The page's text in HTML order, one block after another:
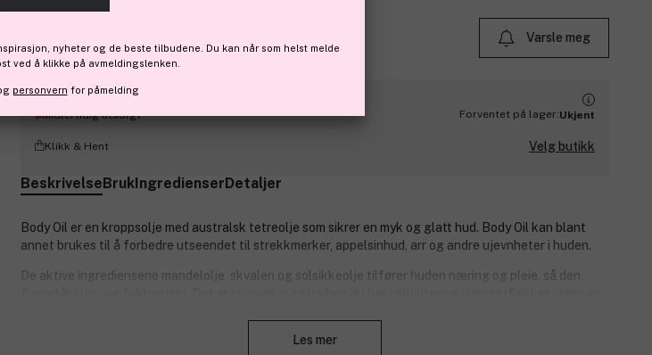
Midlertidig utsolgt
Varsle meg
Midlertidig utsolgt Forventet på lager:Ukjent
Klikk & Hent Velg butikk
BeskrivelseBrukIngredienserDetaljer
Body Oil er en kroppsolje med australsk tetreolje som sikrer en myk og glatt hud. Body Oil kan blant
annet brukes til å forbedre utseendet til strekkmerker, appelsinhud, arr og andre ujevnheter i huden.
De aktive ingrediensene mandelolje, skvalen og solsikkeolje tilfører huden næring og pleie, så den
Kroppsoljen kan også brukes til tørr hud som mangler fett, og den kan kombineres med de øvrige
Les mer
nyheter og de beste tilbudene. Du kan når som helst melde
ved å klikke på avmeldingslenken.
personvern for påmelding